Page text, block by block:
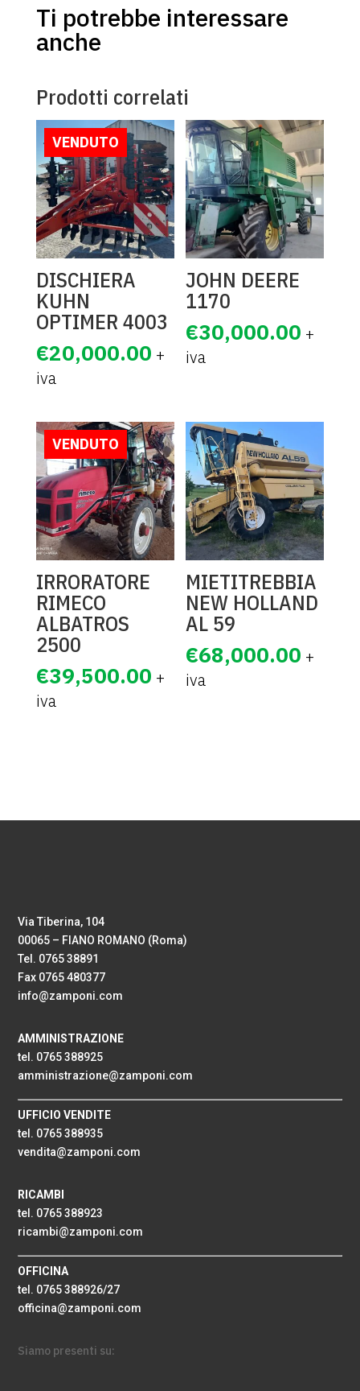
Ti potrebbe interessare
anche
Prodotti correlati
VENDUTO
DISCHIERA
KUHN
OPTIMER 4003
€20,000.00
JOHN DEERE
1170
€30,000.00
VENDUTO
IRRORATORE
RIMECO
ALBATROS
2500
€39,500.00
MIETITREBBIA
NEW HOLLAND
AL 59
€68,000.00
Via Tiberina, 104
00065 – FIANO ROMANO (Roma)
Tel. 0765 38891
Fax 0765 480377
info@zamponi.com
AMMINISTRAZIONE
tel. 0765 388925
amministrazione@zamponi.com
UFFICIO VENDITE
tel. 0765 388935
vendita@zamponi.com
RICAMBI
tel. 0765 388923
ricambi@zamponi.com
OFFICINA
tel. 0765 388926/27
officina@zamponi.com
Siamo presenti su: